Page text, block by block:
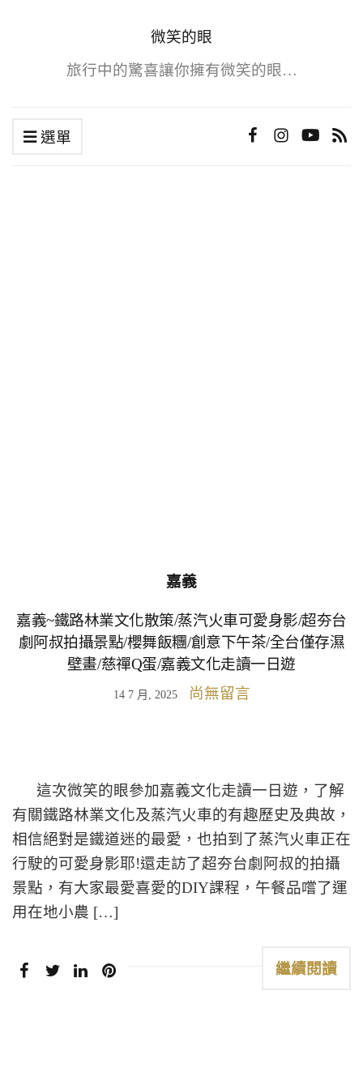
微笑的眼
旅行中的驚喜讓你擁有微笑的眼…
選單
嘉義
嘉義~鐵路林業文化散策/蒸汽火車可愛身影/超夯台
劇阿叔拍攝景點/櫻舞飯糰/創意下午茶/全台僅存濕
壁畫/慈禪Q蛋/嘉義文化走讀一日遊
14 7 月, 2025 尚無留言
這次微笑的眼參加嘉義文化走讀一日遊，了解
有關鐵路林業文化及蒸汽火車的有趣歷史及典故，
相信絕對是鐵道迷的最愛，也拍到了蒸汽火車正在
行駛的可愛身影耶!還走訪了超夯台劇阿叔的拍攝
景點，有大家最愛喜愛的DIY課程，午餐品嚐了運
用在地小農 […]
繼續閱讀